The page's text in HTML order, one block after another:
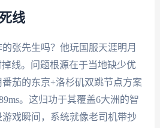
线
张先生吗？他玩国服天涯明月
线。问题根源在于当地缺少优
茄的东京+洛杉矶双跳节点方案
。这归功于其覆盖6大洲的智
戏瞬间，系统就像老司机带抄